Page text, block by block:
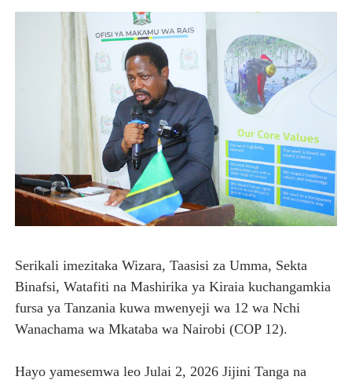
WRRB YAJA NA UBUNIFU KWENYE ZAO LA PARACHICHI
HABARI ZILIZOPEWA UZITO WA JUU KATIKA
TPDC YARIDHISHWA NA MAENDELEO YA UJENZI WA
NHIF: BIMA YA AFYA NI MSINGI WA MAISHA YA KILA
LONDO AIPONGEZA FCC KWA KUJENGA USHINDANI
TBS YASISITIZA UBORA WA BIDHAA KUWA CHACHU
WACHIMBAJI WADOGO NAMUNGO WAOMBA
DARAJA LA BILIONI 1.2 KUONDOA KERO YA USAFIRI
Serikali imezitaka Wizara, Taasisi za Umma, Sekta
Binafsi, Watafiti na Mashirika ya Kiraia kuchangamkia
fursa ya Tanzania kuwa mwenyeji wa 12 wa Nchi
Wanachama wa Mkataba wa Nairobi (COP 12).
Hayo yamesemwa leo Julai 2, 2026 Jijini Tanga na